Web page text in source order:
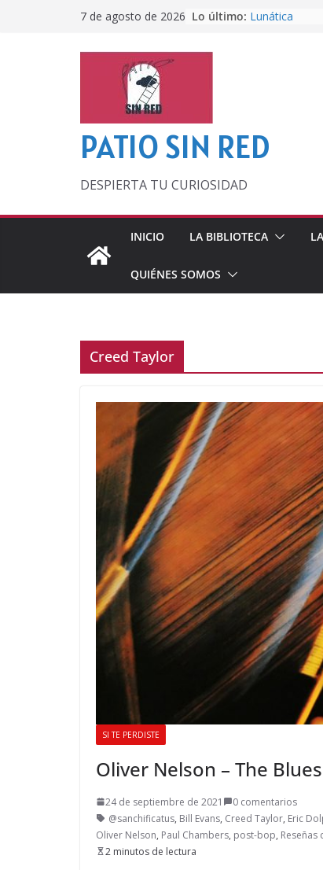
7 de agosto de 2026 Lo último: Lunática
PATIO SIN RED
DESPIERTA TU CURIOSIDAD
INICIO LA BIBLIOTECA
QUIÉNES SOMOS
Creed Taylor
SI TE PERDISTE
Oliver Nelson – The
24 de septiembre de 2021
0 comentarios
@sanchificatus, Bill Evans, Creed Taylor, Eric
Oliver Nelson, Paul Chambers, post-bop, Reseñas
2 minutos de lectura